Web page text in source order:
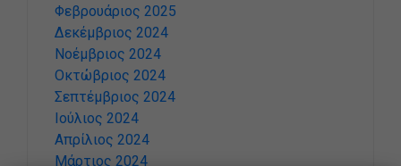
Φεβρουάριος 2025
Δεκέμβριος 2024
Νοέμβριος 2024
Οκτώβριος 2024
Σεπτέμβριος 2024
Ιούλιος 2024
Απρίλιος 2024
Μάρτιος 2024